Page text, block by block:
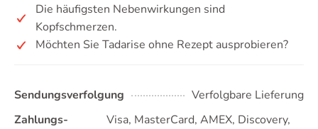
Die häufigsten Nebenwirkungen sind
Kopfschmerzen.
Möchten Sie Tadarise ohne Rezept ausprobieren?
Sendungsverfolgung
Verfolgbare Lieferung
Zahlungs-
Visa, MasterCard, AMEX, Discovery,